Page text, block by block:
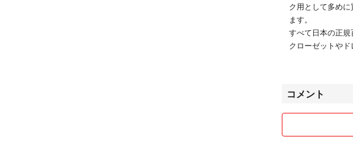
ク用として多め
ます。
すべて日本の正規
クローゼットや
コメントを気にせ
値下げは、複数
了承下さいませ。
コメント